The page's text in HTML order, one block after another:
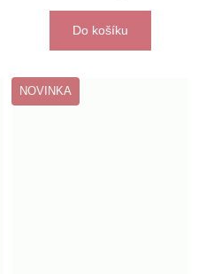
Do košíku
NOVINKA